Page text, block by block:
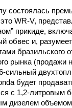
состоялась
WR-V,
прикиде,
обвес и,
бразильского
рынка (продажи
сильный
будет
с 1,2-литровым
дизелем